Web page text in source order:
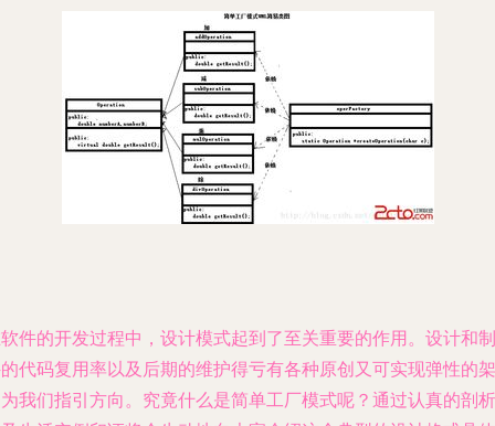
件的开发过程中，设计模式起到了至关重要的作用。设计和制
代码复用率以及后期的维护得亏有各种原创又可实现弹性的架
我们指引方向。究竟什么是简单工厂模式呢？通过认真的剖析